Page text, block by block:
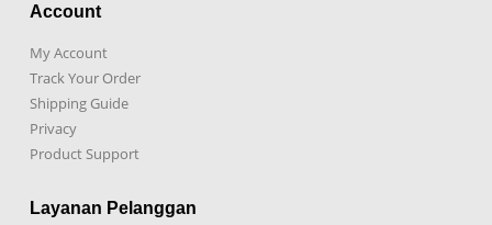
Account
My Account
Track Your Order
Shipping Guide
Privacy
Product Support
Layanan Pelanggan